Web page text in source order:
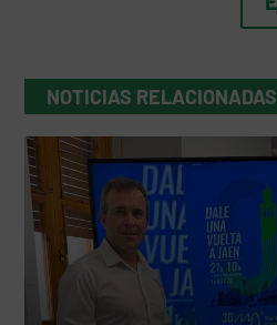
NOTICIAS RELACIONADAS